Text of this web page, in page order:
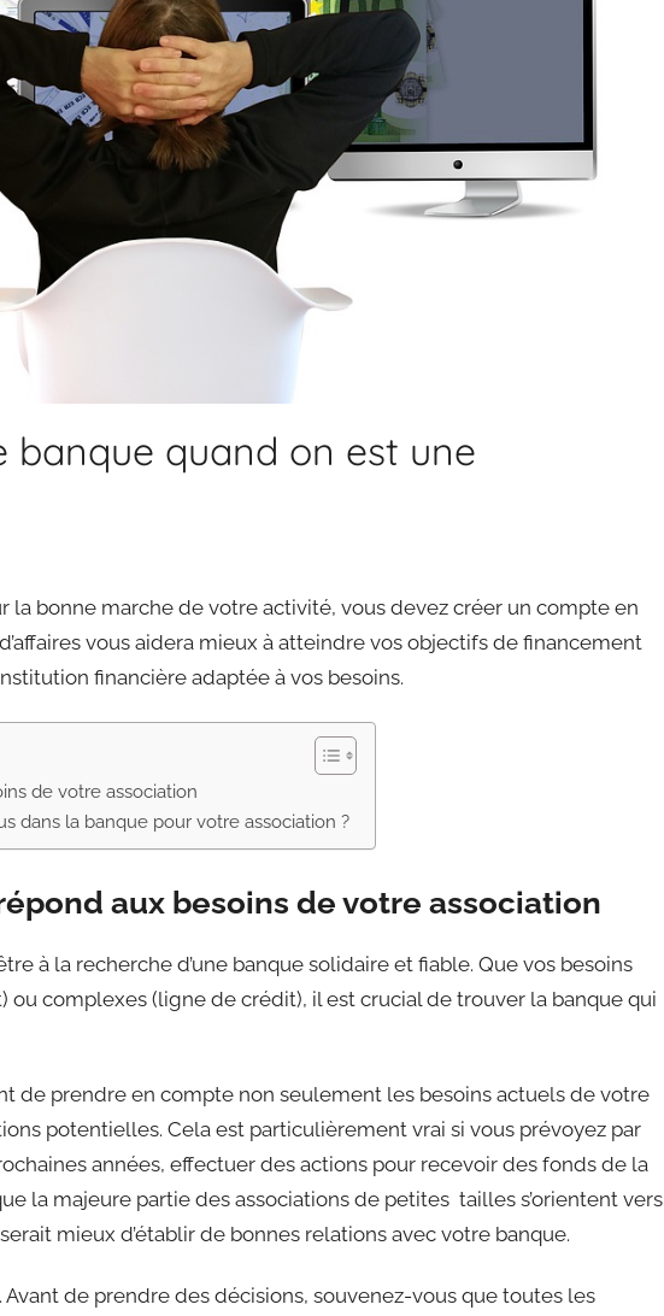
banque quand on est une
la bonne marche de votre activité, vous devez créer un compte en
vous aidera mieux à atteindre vos objectifs de financement
financière adaptée à vos besoins.
de votre association
dans la banque pour votre association ?
aux besoins de votre association
à la recherche d’une banque solidaire et fiable. Que vos besoins
complexes (ligne de crédit), il est crucial de trouver la banque qui
de prendre en compte non seulement les besoins actuels de votre
potentielles. Cela est particulièrement vrai si vous prévoyez par
années, effectuer des actions pour recevoir des fonds de la
la majeure partie des associations de petites tailles s’orientent vers
mieux d’établir de bonnes relations avec votre banque.
Avant de prendre des décisions, souvenez-vous que toutes les